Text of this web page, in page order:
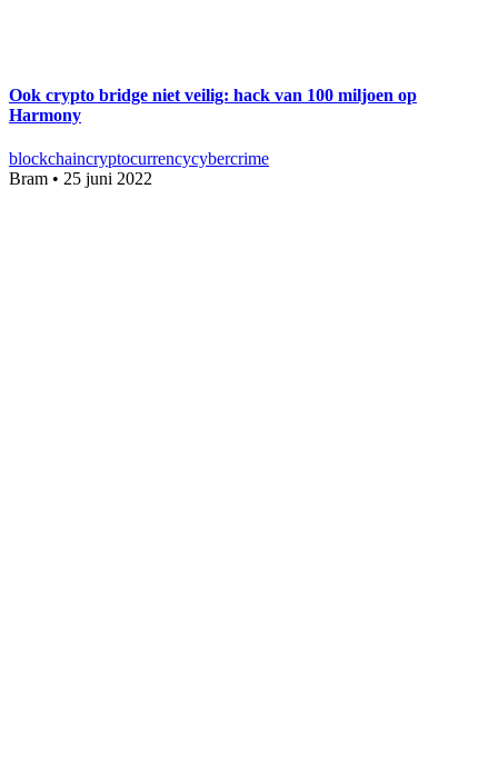
Ook crypto bridge niet veilig: hack van 100 miljoen op
Harmony
blockchaincryptocurrencycybercrime
Bram • 25 juni 2022